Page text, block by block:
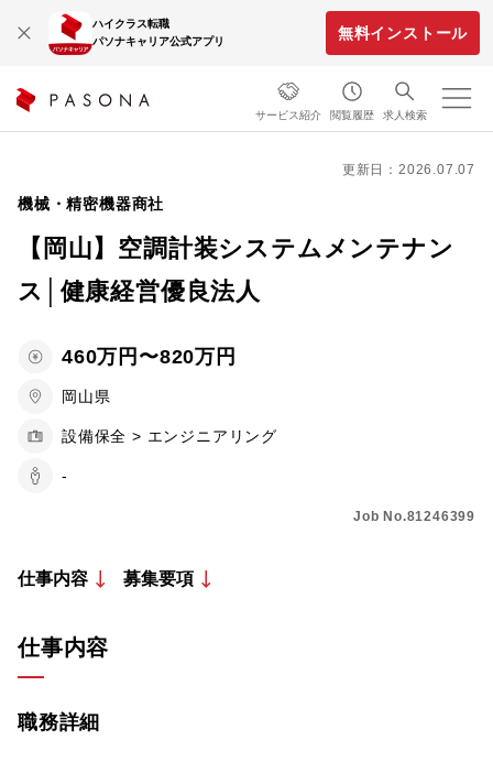
ハイクラス転職
パソナキャリア公式アプリ
無料インストール
サービス紹介 閲覧履歴 求人検索
更新日：2026.07.07
機械・精密機器商社
【岡山】空調計装システムメンテナン
ス│健康経営優良法人
460万円〜820万円
岡山県
設備保全 > エンジニアリング
-
Job No.81246399
仕事内容 募集要項
仕事内容
職務詳細